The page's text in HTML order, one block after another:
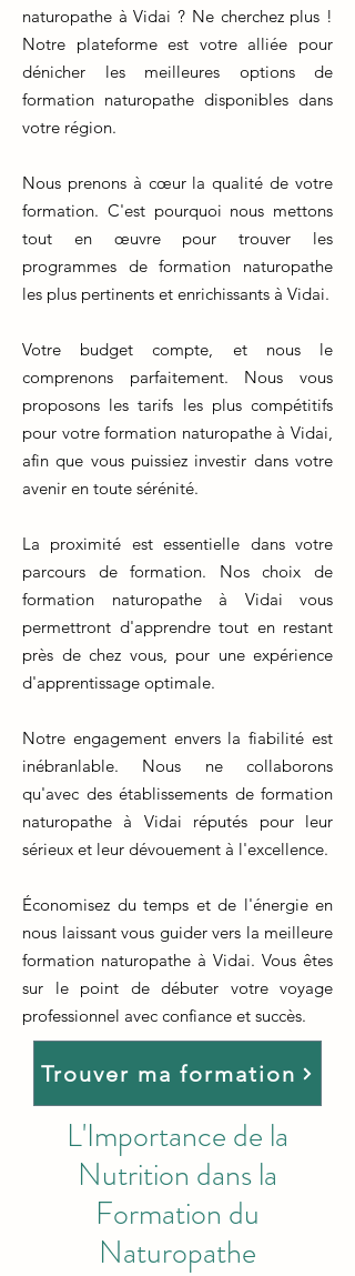
naturopathe à Vidai ? Ne cherchez plus !
Notre plateforme est votre alliée pour
dénicher les meilleures options de
formation naturopathe disponibles dans
votre région.
Nous prenons à cœur la qualité de votre
formation. C'est pourquoi nous mettons
tout en œuvre pour trouver les
programmes de formation naturopathe
les plus pertinents et enrichissants à Vidai.
Votre budget compte, et nous le
comprenons parfaitement. Nous vous
proposons les tarifs les plus compétitifs
pour votre formation naturopathe à Vidai,
afin que vous puissiez investir dans votre
avenir en toute sérénité.
La proximité est essentielle dans votre
parcours de formation. Nos choix de
formation naturopathe à Vidai vous
permettront d'apprendre tout en restant
près de chez vous, pour une expérience
d'apprentissage optimale.
Notre engagement envers la fiabilité est
inébranlable. Nous ne collaborons
qu'avec des établissements de formation
naturopathe à Vidai réputés pour leur
sérieux et leur dévouement à l'excellence.
Économisez du temps et de l'énergie en
nous laissant vous guider vers la meilleure
formation naturopathe à Vidai. Vous êtes
sur le point de débuter votre voyage
professionnel avec confiance et succès.
Trouver ma formation
L'Importance de la
Nutrition dans la
Formation du
Naturopathe